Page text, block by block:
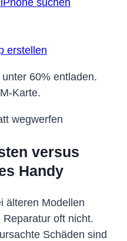
erstellen
60% entladen.
Karte.
versus
Handy
älteren Modellen
oft nicht.
Schäden sind